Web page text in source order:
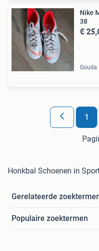
Nike
38
€
Gouda
1
Honkbal Schoenen in
Gerelateerde
Populaire zoektermen